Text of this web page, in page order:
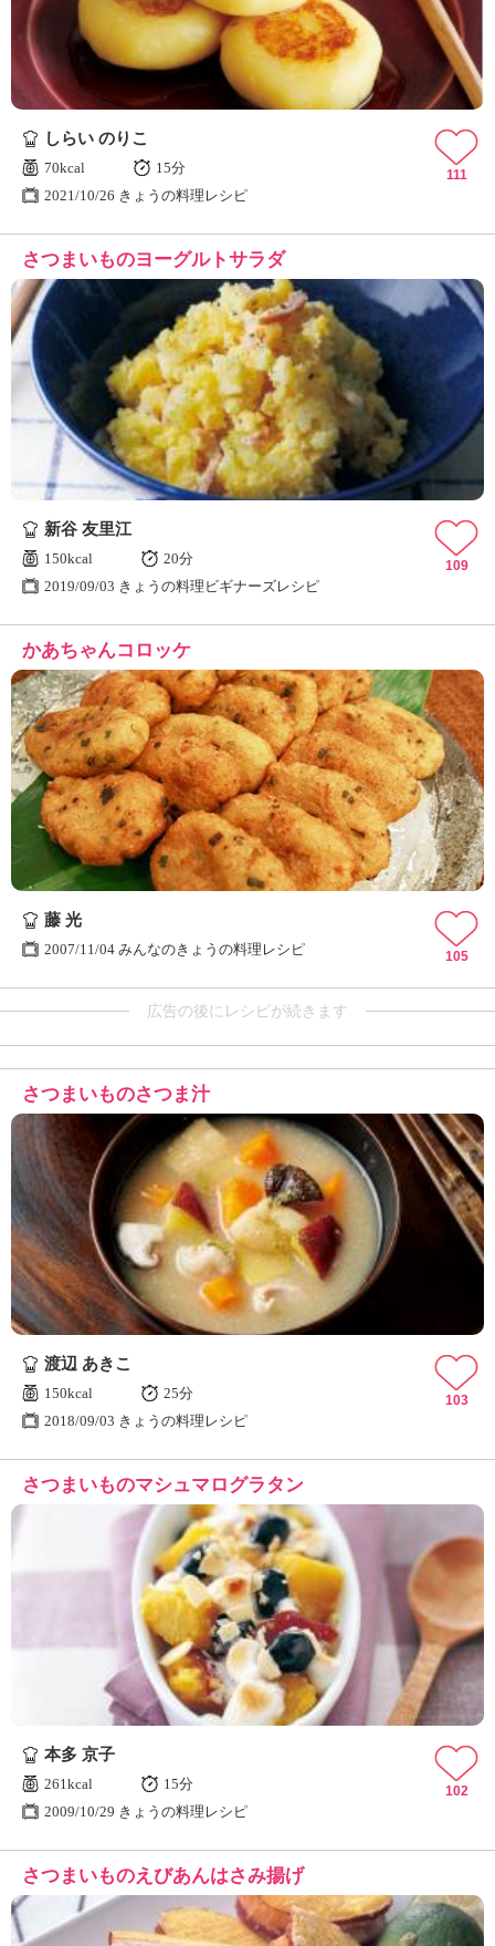
しらい のりこ
70kcal
15分
2021/10/26 きょうの料理レシピ
111
さつまいものヨーグルトサラダ
新谷 友里江
150kcal
20分
2019/09/03 きょうの料理ビギナーズレシピ
109
かあちゃんコロッケ
藤 光
2007/11/04 みんなのきょうの料理レシピ 105
広告の後にレシピが続きます
さつまいものさつま汁
渡辺 あきこ
150kcal
25分
2018/09/03 きょうの料理レシピ
103
さつまいものマシュマログラタン
本多 京子
261kcal
15分
2009/10/29 きょうの料理レシピ
102
さつまいものえびあんはさみ揚げ